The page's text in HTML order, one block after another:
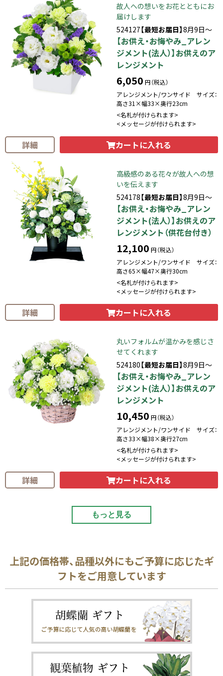
故人への想いをお花とともにお
届けします
524127【最短お届日】8月9日～
【お供え・お悔やみ_アレン
ジメント(法人）】お供えのア
レンジメント
6,050 円（税込）
アレンジメント/ワンサイド サイズ：
高さ31×幅33×奥行23cm
<名札が付けられます>
<メッセージが付けられます>
詳細 カートに入れる
高級感のある花々が故人への想
いを伝えます
524178【最短お届日】8月9日～
【お供え・お悔やみ_アレン
ジメント(法人）】お供えのア
レンジメント（供花台付き）
12,100 円（税込）
アレンジメント/ワンサイド サイズ：
高さ65×幅47×奥行30cm
<名札が付けられます>
<メッセージが付けられます>
詳細 カートに入れる
丸いフォルムが温かみを感じさ
せてくれます
524180【最短お届日】8月9日～
【お供え・お悔やみ_アレン
ジメント(法人）】お供えのア
レンジメント
10,450 円（税込）
アレンジメント/ワンサイド サイズ：
高さ33×幅38×奥行27cm
<名札が付けられます>
<メッセージが付けられます>
詳細 カートに入れる
もっと見る
上記の価格帯、品種以外にもご予算に応じたギ
フトをご用意しています